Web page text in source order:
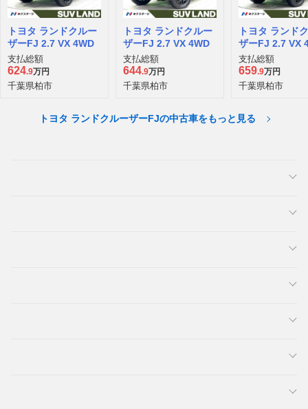
トヨタ ランドクルー
ザーFJ 2.7 VX 4WD
支払総額
624.9万円
千葉県柏市
トヨタ ランドクルー
ザーFJ 2.7 VX 4WD
支払総額
644.9万円
千葉県柏市
トヨタ ランド
ザーFJ 2.7 VX
支払総額
659.9万円
千葉県柏市
トヨタ ランドクルーザーFJの中古車をもっと見る